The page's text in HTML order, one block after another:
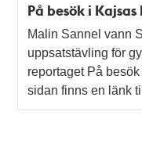
På besök i
Malin Sannel vann
uppsatstävling för
reportaget På
sidan finns en länk